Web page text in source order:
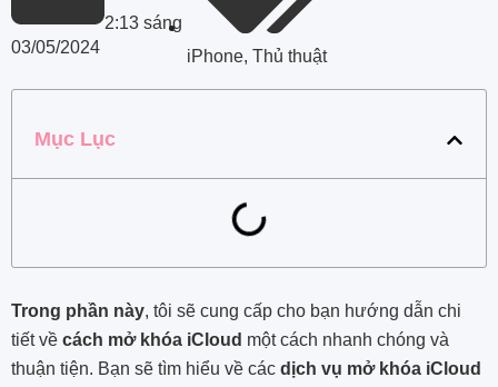
03/05/2024
2:13 sáng
iPhone, Thủ thuật
Mục Lục
Trong phần này, tôi sẽ cung cấp cho bạn hướng dẫn chi
tiết về cách mở khóa iCloud một cách nhanh chóng và
thuận tiện. Bạn sẽ tìm hiểu về các dịch vụ mở khóa iCloud